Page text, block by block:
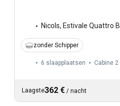
Nicols, Estivale Quattro B
zonder Schipper
6 slaapplaatsen Cabine 2
Laagste362 € / nacht